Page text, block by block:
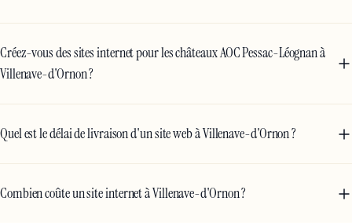
Créez-vous des sites internet pour les châteaux AOC Pessac-Léognan à
Villenave-d'Ornon ?
Quel est le délai de livraison d'un site web à Villenave-d'Ornon ?
Combien coûte un site internet à Villenave-d'Ornon ?